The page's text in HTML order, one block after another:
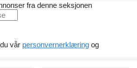
fra denne seksjonen
vår personvernerklæring og